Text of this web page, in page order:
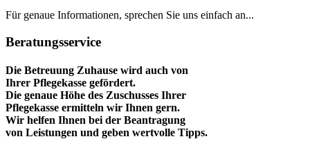
Für genaue Informationen, sprechen Sie uns einfach an...
Beratungsservice
Die Betreuung Zuhause wird auch von
Ihrer Pflegekasse gefördert.
Die genaue Höhe des Zuschusses Ihrer
Pflegekasse ermitteln wir Ihnen gern.
Wir helfen Ihnen bei der Beantragung
von Leistungen und geben wertvolle Tipps.